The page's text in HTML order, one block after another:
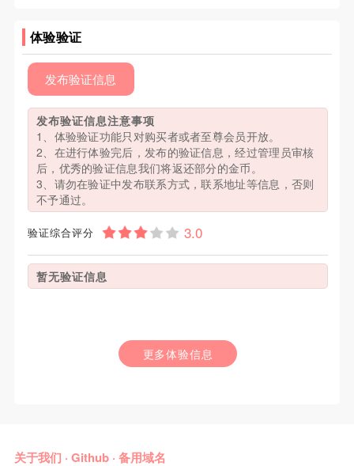
体验验证
发布验证信息
发布验证信息注意事项
1、体验验证功能只对购买者或者至尊会员开放。
2、在进行体验完后，发布的验证信息，经过管理员审核
后，优秀的验证信息我们将返还部分的金币。
3、请勿在验证中发布联系方式，联系地址等信息，否则
不予通过。
验证综合评分
暂无验证信息
更多体验信息
关于我们 · Github· 备用域名